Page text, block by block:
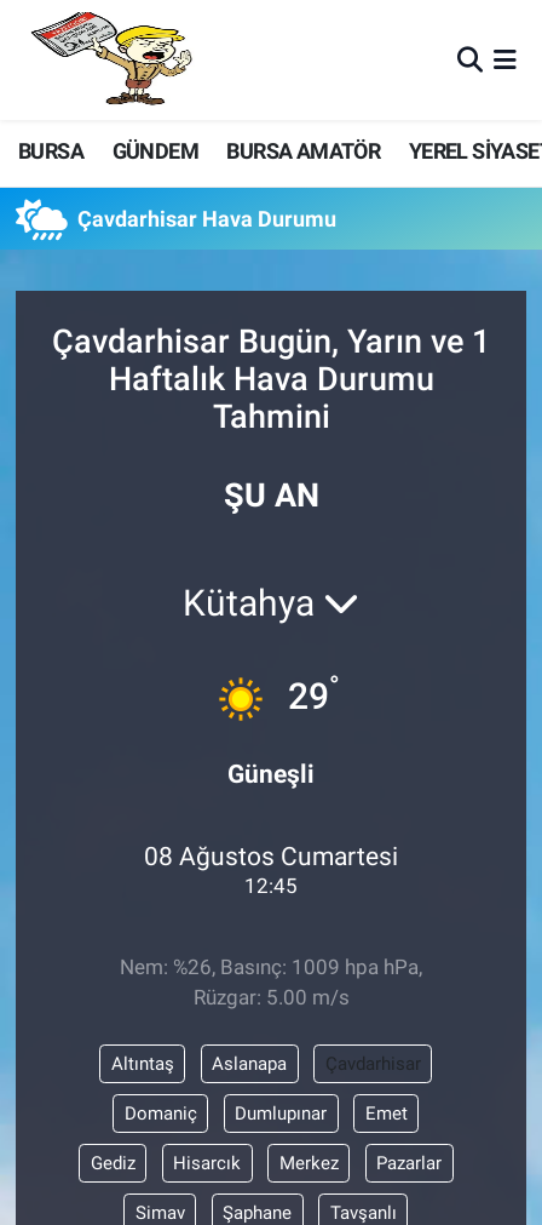
BURSA GÜNDEM BURSA AMATÖR YEREL
Çavdarhisar Hava Durumu
Çavdarhisar Bugün, Yarın ve 1
Haftalık Hava Durumu
Tahmini
ŞU AN
Kütahya
29°
Güneşli
08 Ağustos Cumartesi
12:45
Nem: %26, Basınç: 1009 hpa hPa,
Rüzgar: 5.00 m/s
Altıntaş Aslanapa Çavdarhisar
Domaniç Dumlupınar Emet
Gediz Hisarcık Merkez Pazarlar
Simav Şaphane Tavşanlı